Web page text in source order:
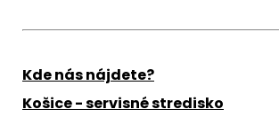
Kde nás nájdete?
Košice - servisné stredisko